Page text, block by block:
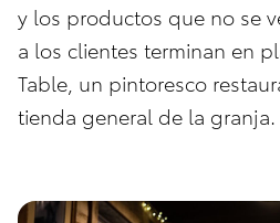
y los productos que no se
a los clientes terminan en
Table, un pintoresco
tienda general de la granja.